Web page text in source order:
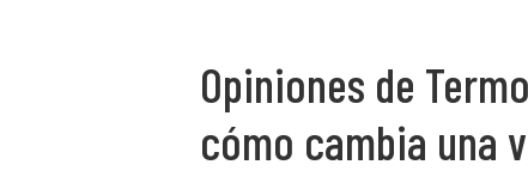
Opiniones de
cómo cambia una